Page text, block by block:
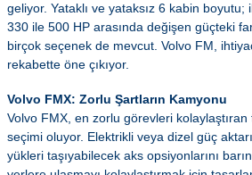
geliyor. Yataklı ve yataksız 6 kabin
330 ile 500 HP arasında değişen güçteki
birçok seçenek de mevcut. Volvo FM,
rekabette öne çıkıyor.
Volvo FMX: Zorlu Şartların Kamyonu
Volvo FMX, en zorlu görevleri
seçimi oluyor. Elektrikli veya dizel güç
yükleri taşıyabilecek aks opsiyonlarını